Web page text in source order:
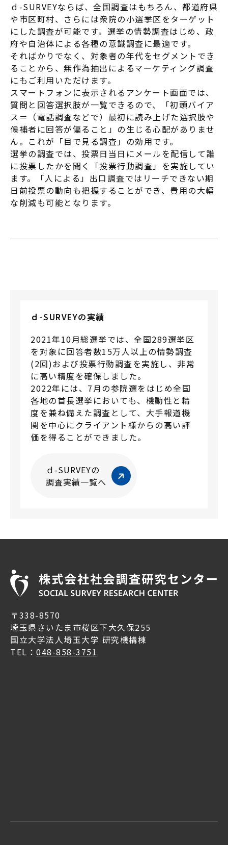
ｄ-SURVEYならば、全国調査はもちろん、都道府県
や市区町村、さらには衆院の小選挙区をターゲット
にした調査が可能です。選挙の情勢調査はじめ、政
府や自治体による各種の意識調査に最適です。
そればかりでなく、対象者の年代をセグメントでき
ることから、無作為抽出によるマーケティング調査
にもご利用いただけます。
スマートフォンに表示されるアンケート画面では、
質問と回答選択肢が一覧できるので、「初頭バイア
ス＝（電話調査などで）最初に読み上げた選択肢や
候補者に回答が偏ること」の生じる心配がありませ
ん。これが「目で見る調査」の効用です。
選挙の調査では、投票日当日にメールを配信して誰
に投票したかを聞く「投票行動調査」を実施してい
ます。「人による」出口調査ではリーチできない期
日前投票の動向も把握することができ、費用の大幅
な削減も可能となります。
ｄ-SURVEYの実績
2021年10月総選挙では、全国289選挙区
を対象に回答者数15万人以上の情勢調査
(2回)および投票行動調査を実施し、非常
に高い精度を確保しました。
2022年には、7月の参院選をはじめ全国
各地の首長選挙においても、機動性と精
度を兼ね備えた調査として、大手報道機
関を中心にクライアント様からの高い評
価を得ることができました。
ｄ-SURVEYの
調査実績一覧へ
〒338-8570
埼玉県さいたま市桜区下大久保255
国立大学法人埼玉大学 研究機構棟
TEL： 048-858-3751